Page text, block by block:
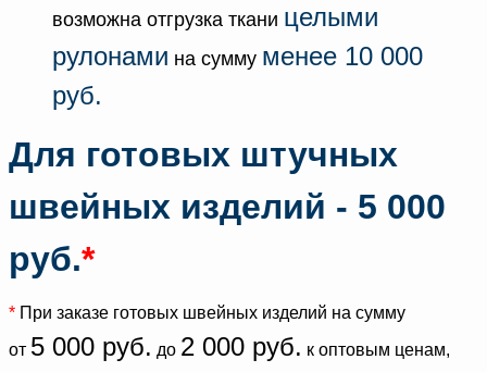
возможна отгрузка ткани целыми
рулонами на сумму менее 10 000
руб.
Для готовых штучных
швейных изделий - 5 000
руб.*
* При заказе готовых швейных изделий на сумму
от 5 000 руб. до 2 000 руб. к оптовым ценам,